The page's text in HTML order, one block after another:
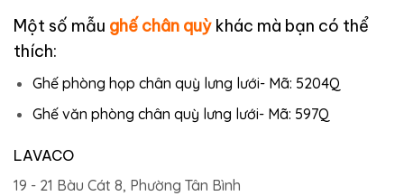
Một số mẫu ghế chân quỳ khác mà bạn có thể
thích:
Ghế phòng họp chân quỳ lưng lưới- Mã: 5204Q
Ghế văn phòng chân quỳ lưng lưới- Mã: 597Q
LAVACO
19 - 21 Bàu Cát 8, Phường Tân Bình